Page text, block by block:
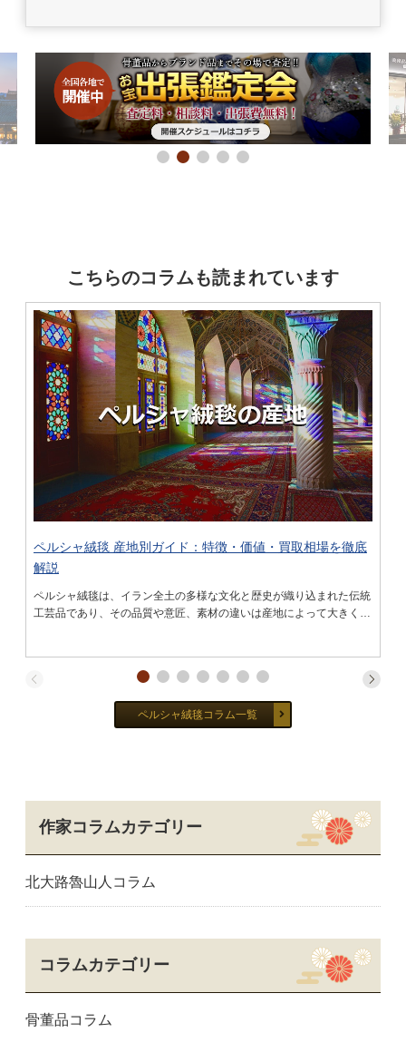
こちらのコラムも読まれています
ペルシャ絨毯 産地別ガイド：特徴・価値・買取相場を徹底
解説
ペルシャ絨毯は、イラン全土の多様な文化と歴史が織り込まれた伝統
工芸品であり、その品質や意匠、素材の違いは産地によって大きく異
ペルシャ絨毯コラム一覧
作家コラムカテゴリー
北大路魯山人コラム
コラムカテゴリー
骨董品コラム